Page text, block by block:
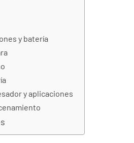
y batería
y aplicaciones